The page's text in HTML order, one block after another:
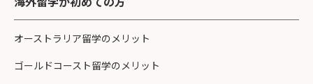
オーストラリア留学のメリット
ゴールドコースト留学のメリット